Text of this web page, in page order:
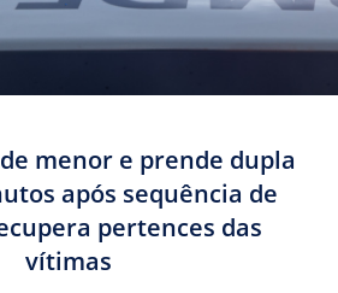
menor e prende dupla
após sequência de
pertences das
vítimas